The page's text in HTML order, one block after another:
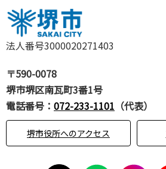
法人番号3000020271403
〒590-0078
堺市堺区南瓦町3番1号
電話番号： 072-233-1101 （代表）
堺市役所へのアクセス